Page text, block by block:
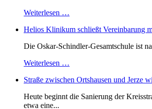
Weiterlesen …
Helios Klinikum schließt Vereinbarung
Die Oskar-Schindler-Gesamtschule ist
Weiterlesen …
Straße zwischen Ortshausen und Jerze
Heute beginnt die Sanierung der
etwa eine...